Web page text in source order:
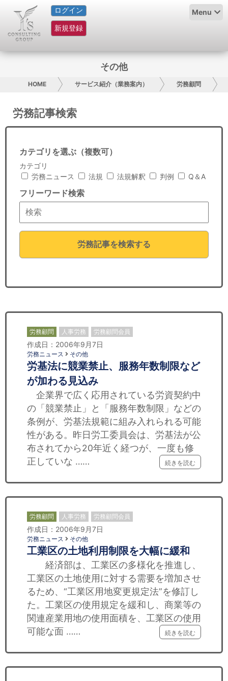
ログイン
新規登録
Menu
HOME
サービス紹介
グループ概要
採用情報
日本人にPR
コンサルティング
リサーチ
セミナー
経済ニュース
飲食店情報
その他
HOME サービス紹介（業務案内） 労務顧問
労務記事検索
カテゴリを選ぶ（複数可）
カテゴリ
労務ニュース
法規 法規解釈 判例 Q＆A
フリーワード検索
労務記事を検索する
労務顧問 人事労務 労務顧問会員
作成日：2006年9月7日
労務ニュース その他
労基法に競業禁止、服務年数制限など
が加わる見込み
企業界で広く応用されている労資契約中
の「競業禁止」と「服務年数制限」などの
条例が、労基法規範に組み入れられる可能
性がある。昨日労工委員会は、労基法が公
布されてから20年近く経つが、一度も修
正していな ……
続きを読む
労務顧問 人事労務 労務顧問会員
作成日：2006年9月7日
労務ニュース その他
工業区の土地利用制限を大幅に緩和
経済部は、工業区の多様化を推進し、
工業区の土地使用に対する需要を増加させ
るため、“工業区用地変更規定法”を修訂し
た。工業区の使用規定を緩和し、商業等の
関連産業用地の使用面積を、工業区の使用
可能な面 ……
続きを読む